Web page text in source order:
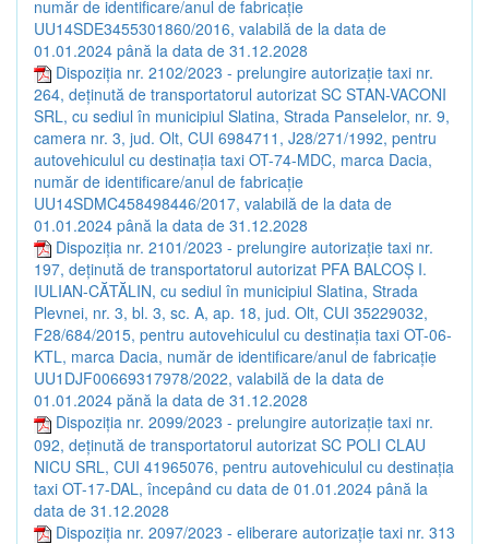
număr de identificare/anul de fabricație
UU14SDE3455301860/2016, valabilă de la data de
01.01.2024 până la data de 31.12.2028
Dispoziția nr. 2102/2023 - prelungire autorizaţie taxi nr.
264, deținută de transportatorul autorizat SC STAN-VACONI
SRL, cu sediul în municipiul Slatina, Strada Panselelor, nr. 9,
camera nr. 3, jud. Olt, CUI 6984711, J28/271/1992, pentru
autovehiculul cu destinația taxi OT-74-MDC, marca Dacia,
număr de identificare/anul de fabricație
UU14SDMC458498446/2017, valabilă de la data de
01.01.2024 până la data de 31.12.2028
Dispoziția nr. 2101/2023 - prelungire autorizaţie taxi nr.
197, deţinută de transportatorul autorizat PFA BALCOŞ I.
IULIAN-CĂTĂLIN, cu sediul în municipiul Slatina, Strada
Plevnei, nr. 3, bl. 3, sc. A, ap. 18, jud. Olt, CUI 35229032,
F28/684/2015, pentru autovehiculul cu destinaţia taxi OT-06-
KTL, marca Dacia, număr de identificare/anul de fabricație
UU1DJF00669317978/2022, valabilă de la data de
01.01.2024 pănă la data de 31.12.2028
Dispoziția nr. 2099/2023 - prelungire autorizație taxi nr.
092, deținută de transportatorul autorizat SC POLI CLAU
NICU SRL, CUI 41965076, pentru autovehiculul cu destinația
taxi OT-17-DAL, începând cu data de 01.01.2024 până la
data de 31.12.2028
Dispoziția nr. 2097/2023 - eliberare autorizaţie taxi nr. 313